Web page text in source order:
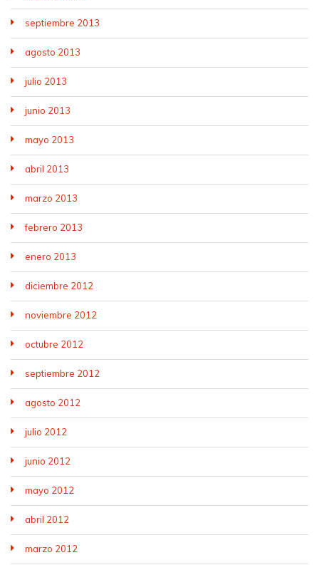
septiembre 2013
agosto 2013
julio 2013
junio 2013
mayo 2013
abril 2013
marzo 2013
febrero 2013
enero 2013
diciembre 2012
noviembre 2012
octubre 2012
septiembre 2012
agosto 2012
julio 2012
junio 2012
mayo 2012
abril 2012
marzo 2012